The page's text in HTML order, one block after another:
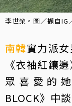
李世榮。圖／擷自
南韓實力派女
《衣袖紅鑲
眾喜愛的
BLOCK》中